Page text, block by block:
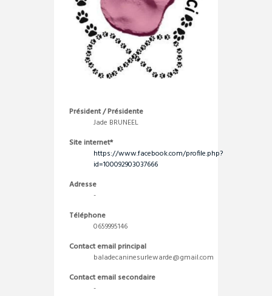
Président / Présidente
Jade BRUNEEL
Site internet*
https://www.facebook.com/profile.php?
id=100092903037666
Adresse
-
Téléphone
0659995146
Contact email principal
baladecaninesurlewarde@gmail.com
Contact email secondaire
-